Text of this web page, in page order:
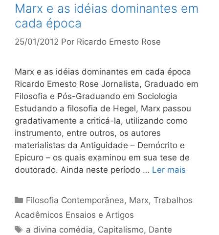
Marx e as idéias dominantes em
cada época
25/01/2012 Por Ricardo Ernesto Rose
Marx e as idéias dominantes em cada época
Ricardo Ernesto Rose Jornalista, Graduado em
Filosofia e Pós-Graduando em Sociologia
Estudando a filosofia de Hegel, Marx passou
gradativamente a criticá-la, utilizando como
instrumento, entre outros, os autores
materialistas da Antiguidade – Demócrito e
Epicuro – os quais examinou em sua tese de
doutorado. Ainda neste período … Ler mais
Categorias
Filosofia Contemporânea, Marx,Trabalhos
Acadêmicos Ensaios e Artigos
Tags
a divina comédia, Capitalismo, Dante